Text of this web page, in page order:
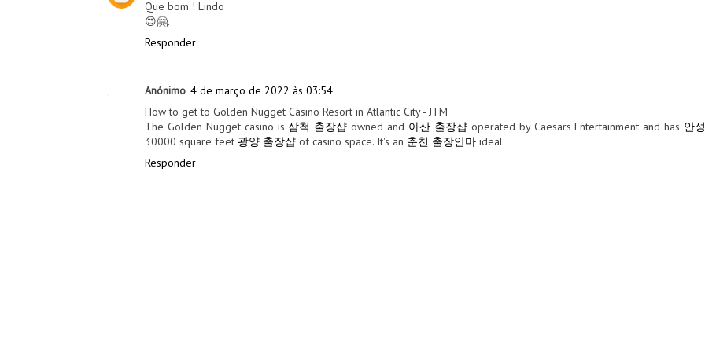
Que bom ! Lindo
😍🤗.
Responder
Anónimo 4 de março de 2022 às 03:54
How to get to Golden Nugget Casino Resort in Atlantic City - JTM
The Golden Nugget casino is삼척 출장샵 owned and 아산 출장샵operated by Caesars Entertainment and has 안
30000 square feet 광양 출장샵 of casino space. It's an 춘천 출장안마 ideal
Responder